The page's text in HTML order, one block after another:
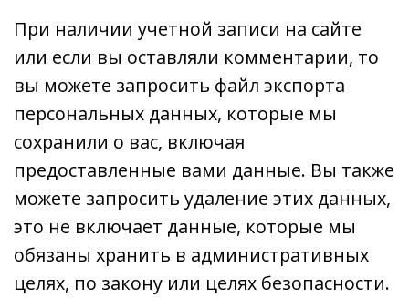
При наличии учетной записи на сайте
или если вы оставляли комментарии, то
вы можете запросить файл экспорта
персональных данных, которые мы
сохранили о вас, включая
предоставленные вами данные. Вы также
можете запросить удаление этих данных,
это не включает данные, которые мы
обязаны хранить в административных
целях, по закону или целях безопасности.